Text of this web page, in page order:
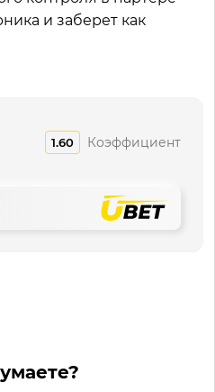
и заберет как
1.60 Коэффициент